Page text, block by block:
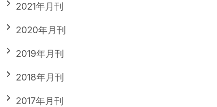
2021年月刊
2020年月刊
2019年月刊
2018年月刊
2017年月刊